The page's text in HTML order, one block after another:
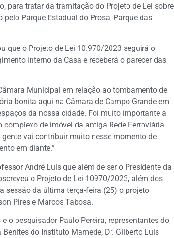
para tratar da tramitação do Projeto de Lei sobre
Parque Estadual do Prosa, Parque das
que o Projeto de Lei 10.970/2023 seguirá o
Interno da Casa e receberá o parecer das
Municipal em relação ao tombamento de
bonita aqui na Câmara de Campo Grande em
da nossa cidade. Foi muito importante a
de imóvel da antiga Rede Ferroviária.
vai contribuir muito nesse momento de
em diante.”
André Luis que além de ser o Presidente da
o Projeto de Lei 10970/2023, além dos
sessão da última terça-feira (25) o projeto
Pires e Marcos Tabosa.
o pesquisador Paulo Pereira, representantes do
do Instituto Mamede, Dr. Gilberto Luis